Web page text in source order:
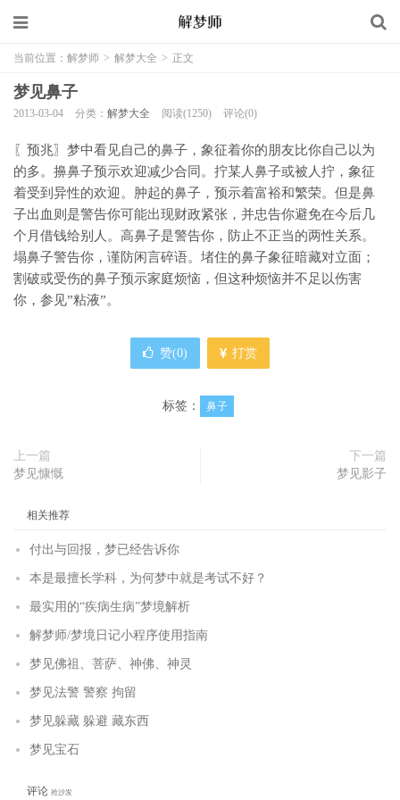
当前位置： 解梦师 > 解梦大全 > 正文
梦见鼻子
2013-03-04 分类： 解梦大全 阅读(1250) 评论(0)
〖预兆〗梦中看见自己的鼻子，象征着你的朋友比你自己以为
的多。擤鼻子预示欢迎减少合同。拧某人鼻子或被人拧，象征
着受到异性的欢迎。肿起的鼻子，预示着富裕和繁荣。但是鼻
子出血则是警告你可能出现财政紧张，并忠告你避免在今后几
个月借钱给别人。高鼻子是警告你，防止不正当的两性关系。
塌鼻子警告你，谨防闲言碎语。堵住的鼻子象征暗藏对立面；
割破或受伤的鼻子预示家庭烦恼，但这种烦恼并不足以伤害
你，参见”粘液”。
赞(0) 打赏
标签： 鼻子
上一篇
梦见慷慨
下一篇
梦见影子
相关推荐
付出与回报，梦已经告诉你
本是最擅长学科，为何梦中就是考试不好？
最实用的“疾病生病”梦境解析
解梦师/梦境日记小程序使用指南
梦见佛祖、菩萨、神佛、神灵
梦见法警 警察 拘留
梦见躲藏 躲避 藏东西
梦见宝石
评论 抢沙发